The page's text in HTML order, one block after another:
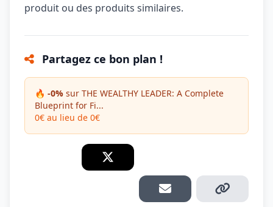
produit ou des produits similaires.
Partagez ce bon plan !
🔥 -0% sur THE WEALTHY LEADER: A Complete
Blueprint for Fi...
0€ au lieu de 0€